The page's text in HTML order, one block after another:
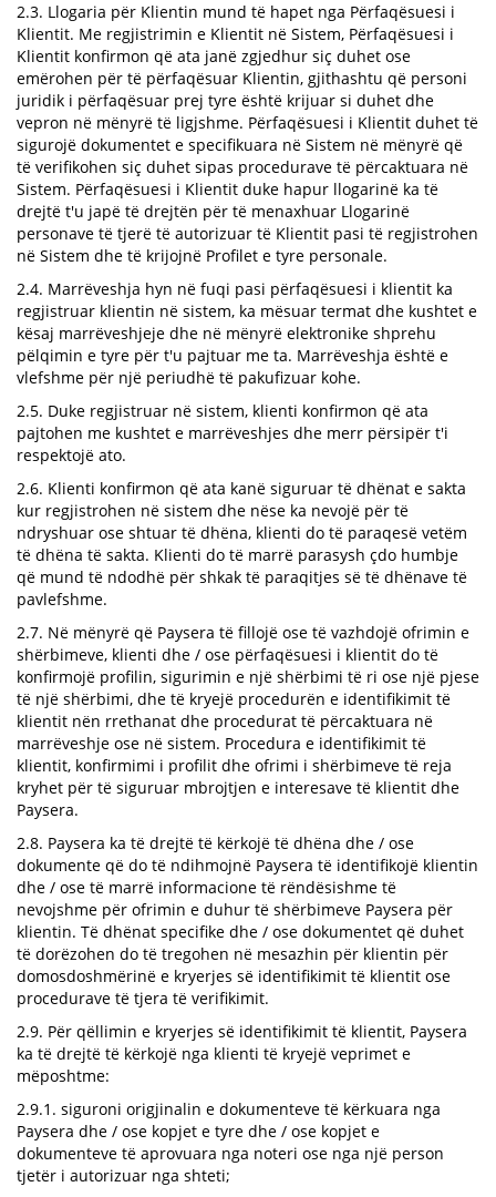
2.3. Llogaria për Klientin mund të hapet nga Përfaqësuesi i
Klientit. Me regjistrimin e Klientit në Sistem, Përfaqësuesi i
Klientit konfirmon që ata janë zgjedhur siç duhet ose
emërohen për të përfaqësuar Klientin, gjithashtu që personi
juridik i përfaqësuar prej tyre është krijuar si duhet dhe
vepron në mënyrë të ligjshme. Përfaqësuesi i Klientit duhet të
sigurojë dokumentet e specifikuara në Sistem në mënyrë që
të verifikohen siç duhet sipas procedurave të përcaktuara në
Sistem. Përfaqësuesi i Klientit duke hapur llogarinë ka të
drejtë t'u japë të drejtën për të menaxhuar Llogarinë
personave të tjerë të autorizuar të Klientit pasi të regjistrohen
në Sistem dhe të krijojnë Profilet e tyre personale.
2.4. Marrëveshja hyn në fuqi pasi përfaqësuesi i klientit ka
regjistruar klientin në sistem, ka mësuar termat dhe kushtet e
kësaj marrëveshjeje dhe në mënyrë elektronike shprehu
pëlqimin e tyre për t'u pajtuar me ta. Marrëveshja është e
vlefshme për një periudhë të pakufizuar kohe.
2.5. Duke regjistruar në sistem, klienti konfirmon që ata
pajtohen me kushtet e marrëveshjes dhe merr përsipër t'i
respektojë ato.
2.6. Klienti konfirmon që ata kanë siguruar të dhënat e sakta
kur regjistrohen në sistem dhe nëse ka nevojë për të
ndryshuar ose shtuar të dhëna, klienti do të paraqesë vetëm
të dhëna të sakta. Klienti do të marrë parasysh çdo humbje
që mund të ndodhë për shkak të paraqitjes së të dhënave të
pavlefshme.
2.7. Në mënyrë që Paysera të fillojë ose të vazhdojë ofrimin e
shërbimeve, klienti dhe / ose përfaqësuesi i klientit do të
konfirmojë profilin, sigurimin e një shërbimi të ri ose një pjese
të një shërbimi, dhe të kryejë procedurën e identifikimit të
klientit nën rrethanat dhe procedurat të përcaktuara në
marrëveshje ose në sistem. Procedura e identifikimit të
klientit, konfirmimi i profilit dhe ofrimi i shërbimeve të reja
kryhet për të siguruar mbrojtjen e interesave të klientit dhe
Paysera.
2.8. Paysera ka të drejtë të kërkojë të dhëna dhe / ose
dokumente që do të ndihmojnë Paysera të identifikojë klientin
dhe / ose të marrë informacione të rëndësishme të
nevojshme për ofrimin e duhur të shërbimeve Paysera për
klientin. Të dhënat specifike dhe / ose dokumentet që duhet
të dorëzohen do të tregohen në mesazhin për klientin për
domosdoshmërinë e kryerjes së identifikimit të klientit ose
procedurave të tjera të verifikimit.
2.9. Për qëllimin e kryerjes së identifikimit të klientit, Paysera
ka të drejtë të kërkojë nga klienti të kryejë veprimet e
mëposhtme:
2.9.1. siguroni origjinalin e dokumenteve të kërkuara nga
Paysera dhe / ose kopjet e tyre dhe / ose kopjet e
dokumenteve të aprovuara nga noteri ose nga një person
tjetër i autorizuar nga shteti;